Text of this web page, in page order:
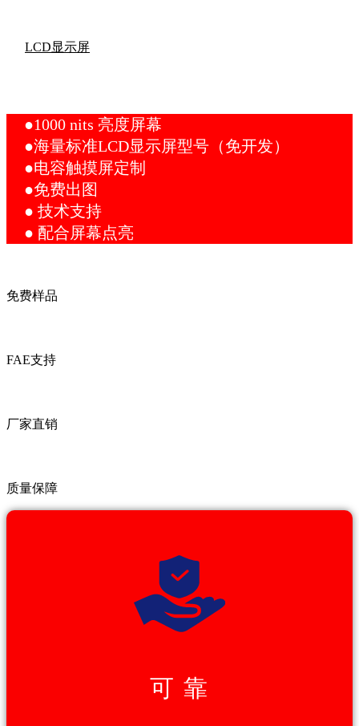
LCD显示屏
●1000 nits 亮度屏幕
●海量标准LCD显示屏型号（免开发）
●电容触摸屏定制
●免费出图
● 技术支持
● 配合屏幕点亮
免费样品
FAE支持
厂家直销
质量保障
可 靠